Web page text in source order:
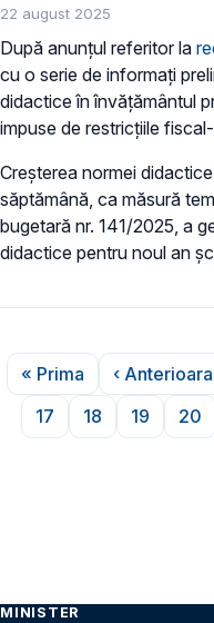
22 august 2025
După anunțul referitor la
cu o serie de informați
didactice în învățământul
impuse de restricțiile
Creșterea normei
săptămână, ca măsură
bugetară nr. 141/2025, a
didactice pentru noul an
Paginare
Prima pagină
« Prima ‹ Anterioara
Pagina
17
Pagina
18
Pagina
19 20
MINISTER